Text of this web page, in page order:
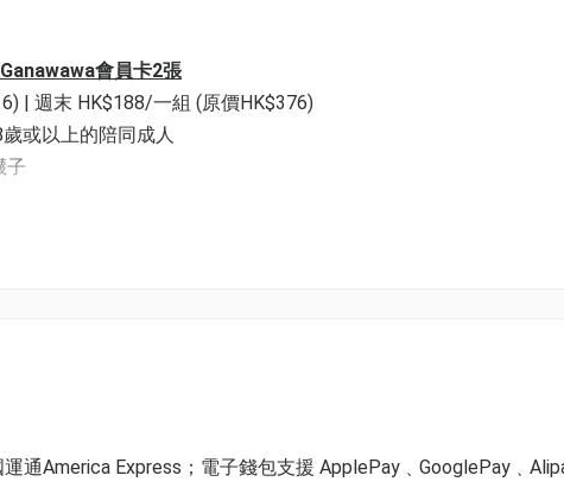
會員卡2張
| 週末 HK$188/一組 (原價HK$376)
或以上的陪同成人
子
| 週末 HK$159/一組 (原價HK$188)
通America Express；電子錢包支援